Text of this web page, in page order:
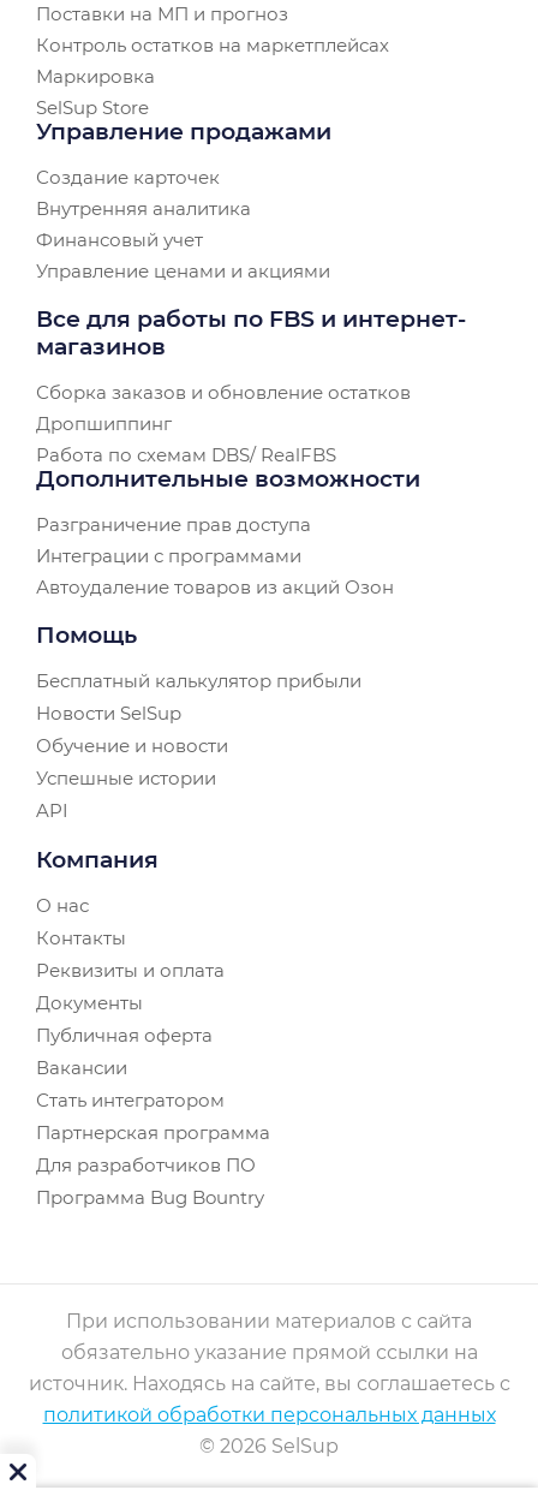
Поставки на МП и прогноз
Контроль остатков на маркетплейсах
Маркировка
SelSup Store
Управление продажами
Создание карточек
Внутренняя аналитика
Финансовый учет
Управление ценами и акциями
Все для работы по FBS и интернет-
магазинов
Сборка заказов и обновление остатков
Дропшиппинг
Работа по схемам DBS/ RealFBS
Дополнительные возможности
Разграничение прав доступа
Интеграции с программами
Автоудаление товаров из акций Озон
Помощь
Бесплатный калькулятор прибыли
Новости SelSup
Обучение и новости
Успешные истории
API
Компания
О нас
Контакты
Реквизиты и оплата
Документы
Публичная оферта
Вакансии
Стать интегратором
Партнерская программа
Для разработчиков ПО
Программа Bug Bountry
При использовании материалов с сайта
обязательно указание прямой ссылки на
источник. Находясь на сайте, вы соглашаетесь с
политикой обработки персональных данных
© 2026 SelSup